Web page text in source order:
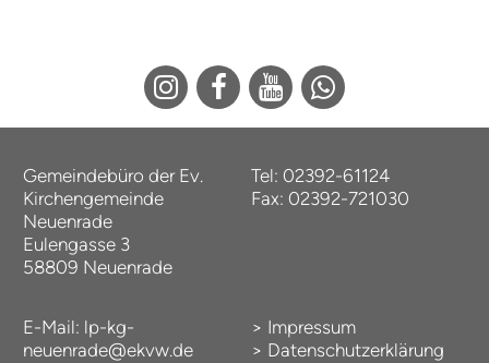
Gemeindebüro der Ev.
Kirchengemeinde
Neuenrade
Eulengasse 3
58809 Neuenrade
Tel: 02392-61124
Fax: 02392-721030
E-Mail: lp-kg-
neuenrade@ekvw.de
> Impressum
> Datenschutzerklärung